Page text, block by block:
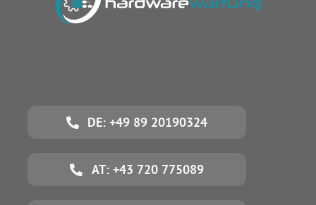
DE: +49 89 20190324
AT: +43 720 775089